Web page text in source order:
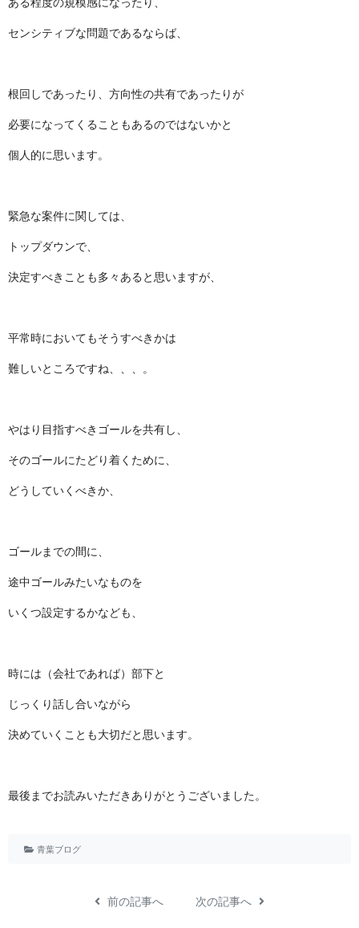
センシティブな問題であるならば、
根回しであったり、方向性の共有であったりが
必要になってくることもあるのではないかと
個人的に思います。
緊急な案件に関しては、
トップダウンで、
決定すべきことも多々あると思いますが、
平常時においてもそうすべきかは
難しいところですね、、、。
やはり目指すべきゴールを共有し、
そのゴールにたどり着くために、
どうしていくべきか、
ゴールまでの間に、
途中ゴールみたいなものを
いくつ設定するかなども、
時には（会社であれば）部下と
じっくり話し合いながら
決めていくことも大切だと思います。
最後までお読みいただきありがとうございました。
青葉ブログ
前の記事へ 次の記事へ